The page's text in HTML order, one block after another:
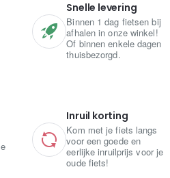
Snelle levering
Binnen 1 dag fietsen bij
afhalen in onze winkel!
Of binnen enkele dagen
thuisbezorgd.
Inruil korting
Kom met je fiets langs
voor een goede en
eerlijke inruilprijs voor je
oude fiets!